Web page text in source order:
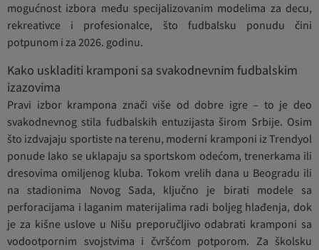
mogućnost izbora među specijalizovanim modelima za decu,
rekreativce i profesionalce, što fudbalsku ponudu čini
potpunom i za 2026. godinu.
Kako uskladiti kramponi sa svakodnevnim fudbalskim
izazovima
Pravi izbor krampona znači više od dobre igre – to je deo
svakodnevnog stila fudbalskih entuzijasta širom Srbije. Osim
što izdvajaju sportiste na terenu, moderni kramponi iz Trendyol
ponude lako se uklapaju sa sportskom odećom, trenerkama ili
dresovima omiljenog kluba. Tokom vrelih dana u Beogradu ili
na stadionima Novog Sada, ključno je birati modele sa
perforacijama i laganim materijalima radi boljeg hlađenja, dok
je za kišne uslove u Nišu preporučljivo odabrati kramponi sa
vodootpornim svojstvima i čvršćom potporom. Za školsku